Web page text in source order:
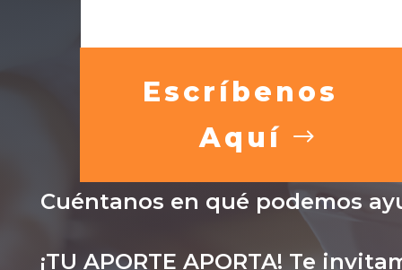
Escríbenos
Aquí
Cuéntanos en qué podemos
¡TU APORTE APORTA! Te